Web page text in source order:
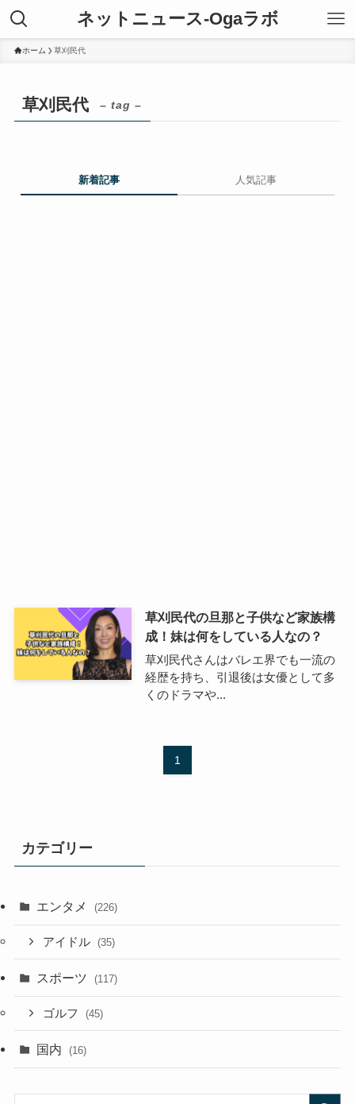
ネットニュース-Ogaラボ
ホーム 草刈民代
草刈民代 – tag –
新着記事 人気記事
草刈民代の旦那と子供など家族構
成！妹は何をしている人なの？
草刈民代さんはバレエ界でも一流の
経歴を持ち、引退後は女優として多
くのドラマや...
1
カテゴリー
エンタメ (226)
アイドル (35)
スポーツ (117)
ゴルフ (45)
国内 (16)